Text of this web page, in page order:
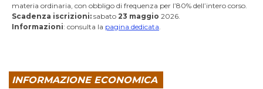
materia ordinaria, con obbligo di frequenza per l’80% dell’intero corso.
Scadenza iscrizioni: sabato 23 maggio 2026.
Informazioni: consulta la pagina dedicata.
INFORMAZIONE ECONOMICA